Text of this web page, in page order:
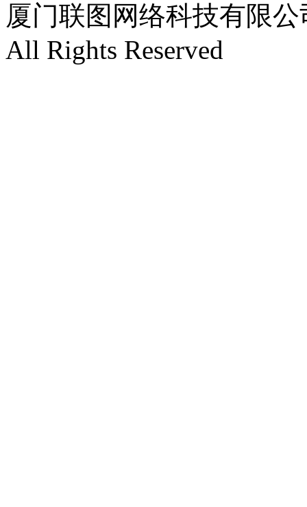
厦门联图网络科技有限公
All Rights Reserved